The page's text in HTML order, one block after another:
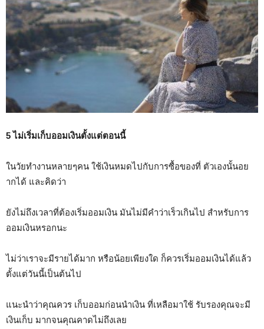
5 ไม่เริ่มเก็บออมเงินตั้งแต่ตอนนี้
ในวัยทำงานหลายๆคน ใช้เงินหมดไปกับการซื้อของที่ ตัวเองนั้นอย
ากได้ และคิดว่า
ยังไม่ถึงเวลาที่ต้องเริ่มออมเงิน มันไม่มีคำว่าเร็วเกินไป สำหรับการ
ออมเงินหรอกนะ
ไม่ว่าเราจะมีรายได้มาก หรือน้อยเพียงใด ก็ควรเริ่มออมเงินได้แล้ว
ตั้งแต่วันนี้เป็นต้นไป
แนะนำว่าคุณควร เก็บออมก่อนนำเงิน ที่เหลือมาใช้ รับรองคุณจะมี
เงินเก็บ มากจนคุณคาดไม่ถึงเลย